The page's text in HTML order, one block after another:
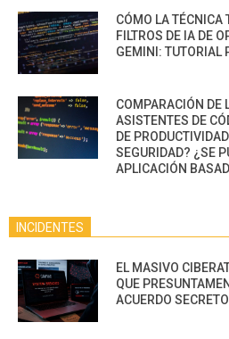
CÓMO LA TÉCNICA
FILTROS DE IA DE
GEMINI: TUTORIAL
COMPARACIÓN DE
ASISTENTES DE
DE
SEGURIDAD? ¿SE
APLICACIÓN
INCIDENTES
EL MASIVO
QUE
ACUERDO